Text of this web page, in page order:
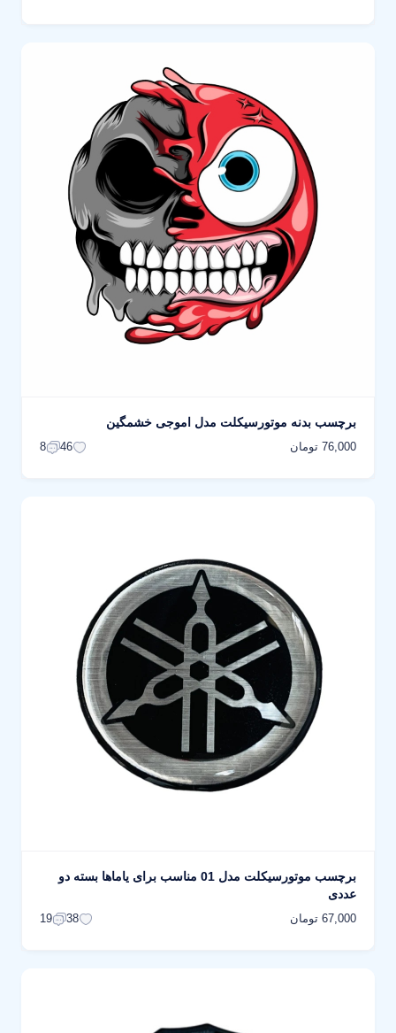
برچسب بدنه موتورسیکلت مدل اموجی خشمگین
76,000 تومان 46
8
برچسب موتورسیکلت مدل 01 مناسب برای یاماها بسته دو
عددی
67,000 تومان 38
19